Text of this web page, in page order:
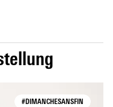
#DIMANCHESANSFIN